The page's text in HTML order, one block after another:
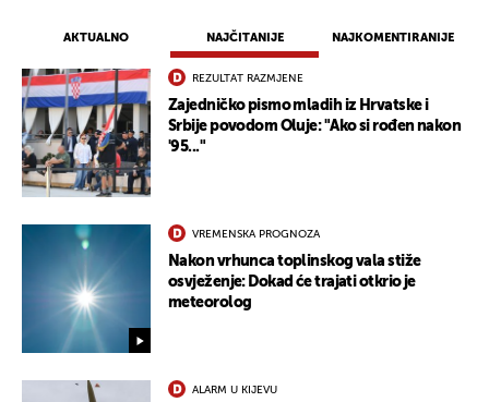
AKTUALNO NAJČITANIJE NAJKOMENTIRANIJE
REZULTAT RAZMJENE
Zajedničko pismo mladih iz Hrvatske i
Srbije povodom Oluje: "Ako si rođen nakon
'95..."
VREMENSKA PROGNOZA
Nakon vrhunca toplinskog vala stiže
osvježenje: Dokad će trajati otkrio je
meteorolog
ALARM U KIJEVU